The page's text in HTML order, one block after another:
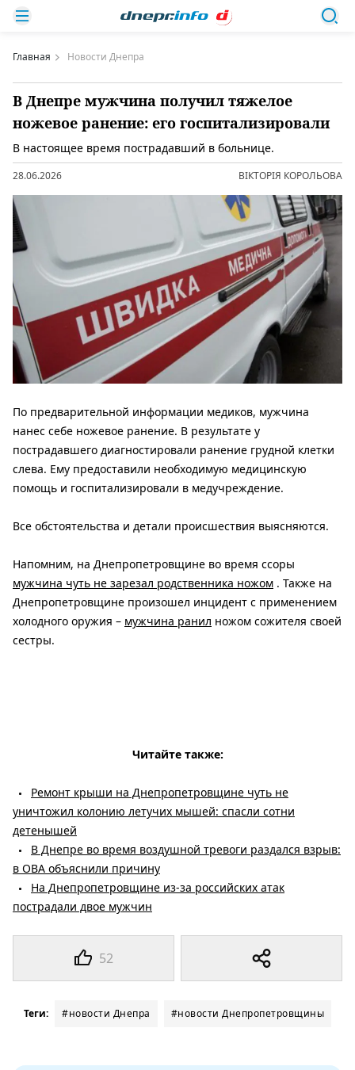
Главная Новости Днепра
В Днепре мужчина получил тяжелое
ножевое ранение: его госпитализировали
В настоящее время пострадавший в больнице.
28.06.2026 ВІКТОРІЯ КОРОЛЬОВА
52
По предварительной информации медиков, мужчина
нанес себе ножевое ранение. В результате у
пострадавшего диагностировали ранение грудной клетки
слева. Ему предоставили необходимую медицинскую
помощь и госпитализировали в медучреждение.
Все обстоятельства и детали происшествия выясняются.
Напомним, на Днепропетровщине во время ссоры
мужчина чуть не зарезал родственника ножом . Также на
Днепропетровщине произошел инцидент с применением
холодного оружия – мужчина ранил ножом сожителя своей
сестры.
Читайте также:
Ремонт крыши на Днепропетровщине чуть не
уничтожил колонию летучих мышей: спасли сотни
детенышей
В Днепре во время воздушной тревоги раздался взрыв:
в ОВА объяснили причину
На Днепропетровщине из-за российских атак
пострадали двое мужчин
Теги: #новости Днепра #новости Днепропетровщины